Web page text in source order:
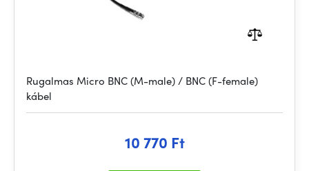
Rugalmas Micro BNC (M-male) / BNC (F-female)
kábel
10 770 Ft